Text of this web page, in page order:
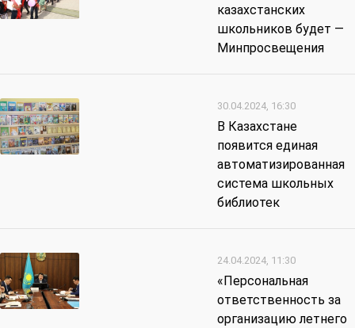
казахстанских
школьников будет —
Минпросвещения
30.04.2024, 16:30
В Казахстане
появится единая
автоматизированная
система школьных
библиотек
24.04.2024, 11:30
«Персональная
ответственность за
организацию летнего